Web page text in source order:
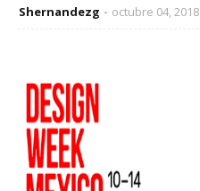
Shernandezg octubre 04, 2018